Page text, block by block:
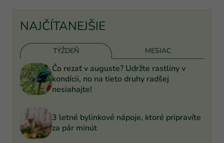
NAJČÍTANEJŠIE
TÝŽDEŇ MESIAC
Čo rezať v auguste? Udržte rastliny v
kondícii, no na tieto druhy radšej
nesiahajte!
3 letné bylinkové nápoje, ktoré pripravíte
za pár minút